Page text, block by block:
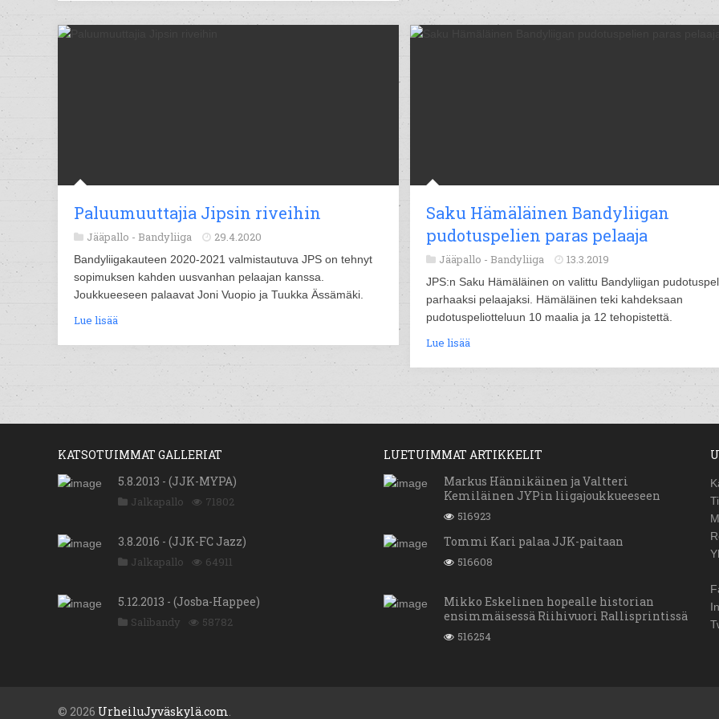
Paluumuuttajia Jipsin riveihin
Jääpallo - Bandyliiga 29.4.2020
Bandyliigakauteen 2020-2021 valmistautuva JPS on tehnyt
sopimuksen kahden uusvanhan pelaajan kanssa.
Joukkueeseen palaavat Joni Vuopio ja Tuukka Ässämäki.
Lue lisää
Saku Hämäläinen Bandyliigan
pudotuspelien paras pelaaja
Jääpallo - Bandyliiga 13.3.2019
JPS:n Saku Hämäläinen on valittu Bandyliigan
parhaaksi pelaajaksi. Hämäläinen teki kahdeksaan
pudotuspeliotteluun 10 maalia ja 12 tehopistettä.
Lue lisää
KATSOTUIMMAT GALLERIAT
5.8.2013 - (JJK-MYPA)
Jalkapallo 71802
3.8.2016 - (JJK-FC Jazz)
Jalkapallo 64911
5.12.2013 - (Josba-Happee)
Salibandy 58782
LUETUIMMAT ARTIKKELIT
Markus Hännikäinen ja Valtteri
Kemiläinen JYPin liigajoukkueeseen
516923
Tommi Kari palaa JJK-paitaan
516608
Mikko Eskelinen hopealle historian
ensimmäisessä Riihivuori Rallisprintissä
516254
© 2026 UrheiluJyväskylä.com.